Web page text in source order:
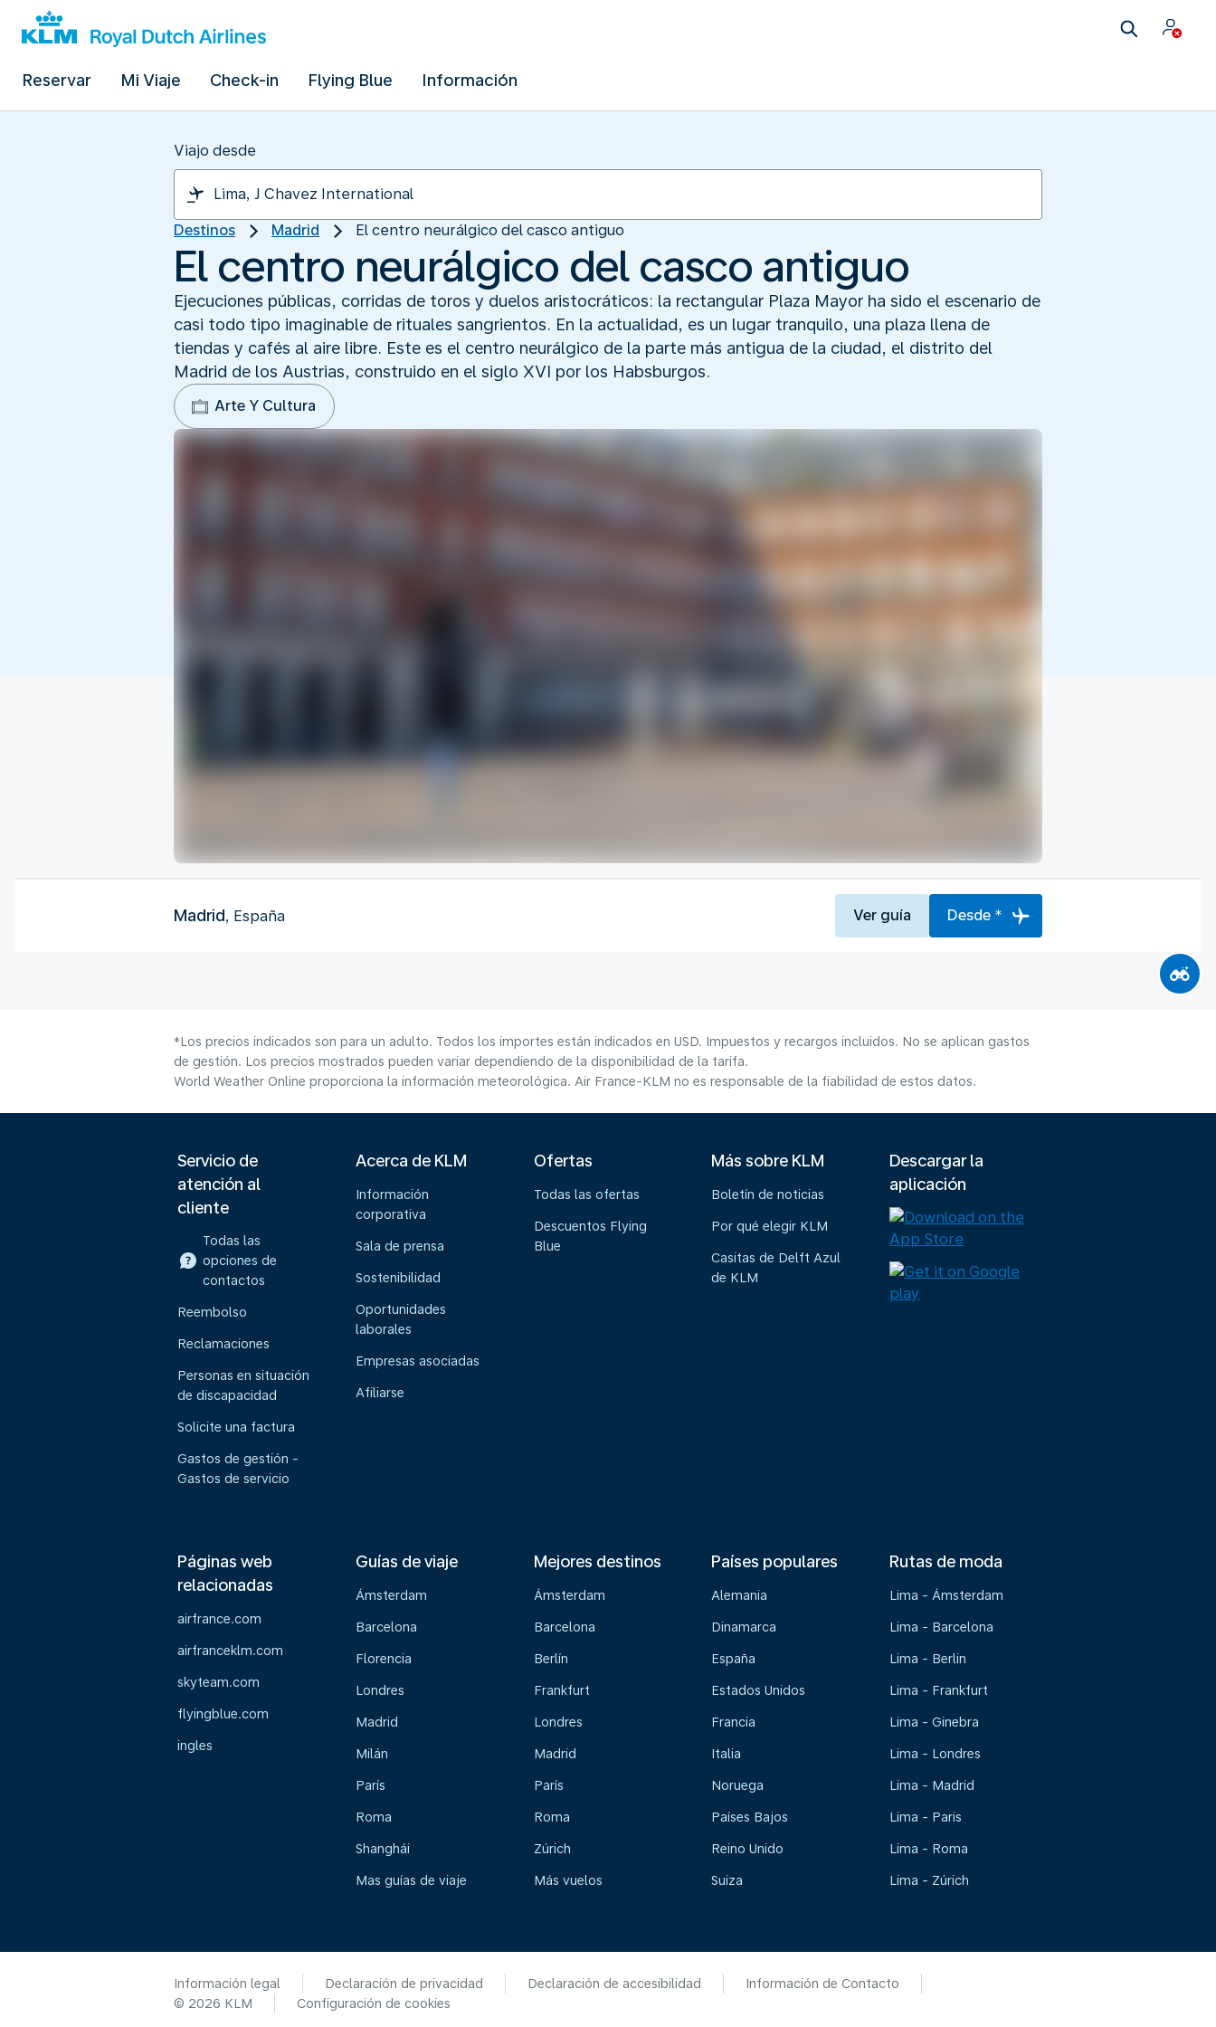
Reservar Mi Viaje Check-in Flying Blue Información
Viajo desde
Destinos Madrid El centro neurálgico del casco antiguo
El centro neurálgico del casco antiguo
Ejecuciones públicas, corridas de toros y duelos aristocráticos: la rectangular Plaza Mayor ha sido el escenario de
casi todo tipo imaginable de rituales sangrientos. En la actualidad, es un lugar tranquilo, una plaza llena de
tiendas y cafés al aire libre. Este es el centro neurálgico de la parte más antigua de la ciudad, el distrito del
Madrid de los Austrias, construido en el siglo XVI por los Habsburgos.
Arte Y Cultura
Madrid, España Ver guía Desde *
*Los precios indicados son para un adulto. Todos los importes están indicados en USD. Impuestos y recargos incluidos. No se aplican gastos
de gestión. Los precios mostrados pueden variar dependiendo de la disponibilidad de la tarifa.
World Weather Online proporciona la información meteorológica. Air France-KLM no es responsable de la fiabilidad de estos datos.
Servicio de
atención al
cliente
Todas las
opciones de
contactos
Reembolso
Reclamaciones
Personas en situación
de discapacidad
Solicite una factura
Gastos de gestión -
Gastos de servicio
Acerca de KLM
Información
corporativa
Sala de prensa
Sostenibilidad
Oportunidades
laborales
Empresas asociadas
Afiliarse
Ofertas
Todas las ofertas
Descuentos Flying
Blue
Más sobre KLM
Boletín de noticias
Por qué elegir KLM
Casitas de Delft Azul
de KLM
Descargar la
aplicación
Páginas web
relacionadas
airfrance.com
airfranceklm.com
skyteam.com
flyingblue.com
ingles
Guías de viaje
Ámsterdam
Barcelona
Florencia
Londres
Madrid
Milán
París
Roma
Shanghái
Mas guías de viaje
Mejores destinos
Ámsterdam
Barcelona
Berlín
Frankfurt
Londres
Madrid
París
Roma
Zúrich
Más vuelos
Países populares
Alemania
Dinamarca
España
Estados Unidos
Francia
Italia
Noruega
Países Bajos
Reino Unido
Suiza
Rutas de moda
Lima - Ámsterdam
Lima - Barcelona
Lima - Berlin
Lima - Frankfurt
Lima - Ginebra
Lima - Londres
Lima - Madrid
Lima - Paris
Lima - Roma
Lima - Zúrich
Información legal Declaración de privacidad Declaración de accesibilidad
Información de Contacto
© 2026 KLM
Configuración de cookies